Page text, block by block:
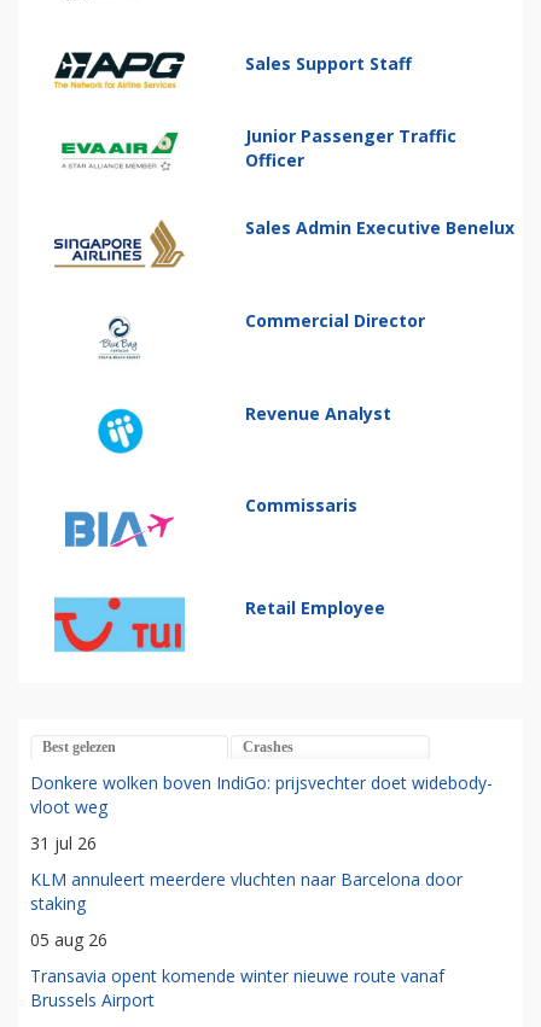
Sales Support Staff
Junior Passenger Traffic
Officer
Sales Admin Executive Benelux
Commercial Director
Revenue Analyst
Commissaris
Retail Employee
Best gelezen Crashes
Donkere wolken boven IndiGo: prijsvechter doet widebody-
vloot weg
31 jul 26
KLM annuleert meerdere vluchten naar Barcelona door
staking
05 aug 26
Transavia opent komende winter nieuwe route vanaf
Brussels Airport